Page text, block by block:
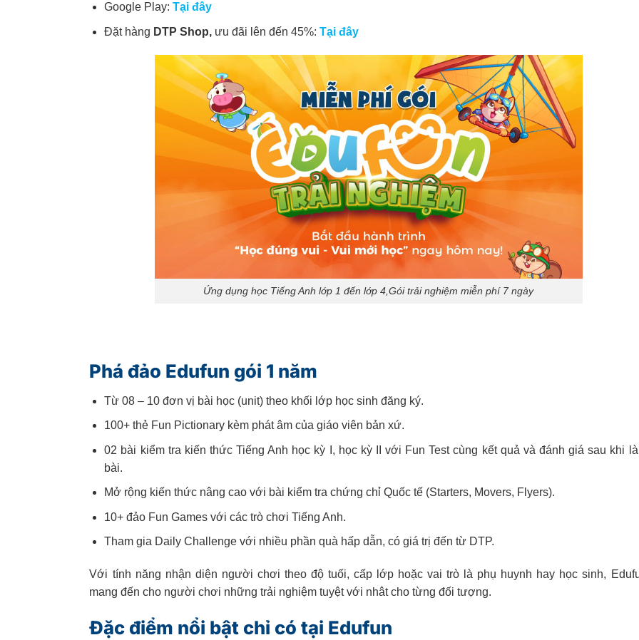
Google Play:Tại đây
Đặt hàng DTP Shop, ưu đãi lên đến 45%:Tại đây
Ứng dụng học Tiếng Anh lớp 1 đến lớp 4,Gói trải nghiệm miễn phí 7 ngày
Phá đảo Edufun gói 1 năm
Từ 08 – 10 đơn vị bài học (unit) theo khối lớp học sinh đăng ký.
100+ thẻ Fun Pictionary kèm phát âm của giáo viên bản xứ.
02 bài kiểm tra kiến thức Tiếng Anh học kỳ I, học kỳ II với Fun Test cùng kết quả và đánh giá sau khi
bài.
Mở rộng kiến thức nâng cao với bài kiểm tra chứng chỉ Quốc tế (Starters, Movers, Flyers).
10+ đảo Fun Games với các trò chơi Tiếng Anh.
Tham gia Daily Challenge với nhiều phần quà hấp dẫn, có giá trị đến từ DTP.
Với tính năng nhận diện người chơi theo độ tuối, cấp lớp hoặc vai trò là phụ huynh hay học sinh,
mang đến cho người chơi những trải nghiệm tuyệt với nhât cho từng đối tượng.
Đặc điểm nổi bật chỉ có tại Edufun